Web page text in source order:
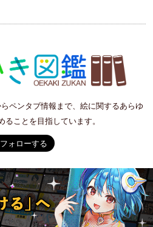
ペンタブ情報まで、絵に関するあらゆ
ることを目指しています。